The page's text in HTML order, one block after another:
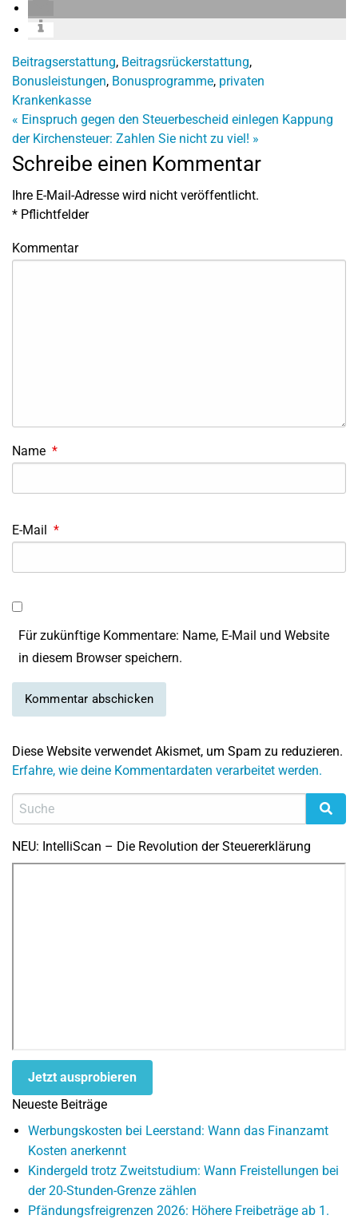
Beitragserstattung, Beitragsrückerstattung,
Bonusleistungen, Bonusprogramme, privaten
Krankenkasse
« Einspruch gegen den Steuerbescheid einlegen Kappung
der Kirchensteuer: Zahlen Sie nicht zu viel! »
Schreibe einen Kommentar
Ihre E-Mail-Adresse wird nicht veröffentlicht.
* Pflichtfelder
Kommentar
Name *
E-Mail *
Für zukünftige Kommentare: Name, E-Mail und Website
in diesem Browser speichern.
Diese Website verwendet Akismet, um Spam zu reduzieren.
Erfahre, wie deine Kommentardaten verarbeitet werden.
NEU: IntelliScan – Die Revolution der Steuererklärung
Jetzt ausprobieren
Neueste Beiträge
Werbungskosten bei Leerstand: Wann das Finanzamt
Kosten anerkennt
Kindergeld trotz Zweitstudium: Wann Freistellungen bei
der 20-Stunden-Grenze zählen
Pfändungsfreigrenzen 2026: Höhere Freibeträge ab 1.